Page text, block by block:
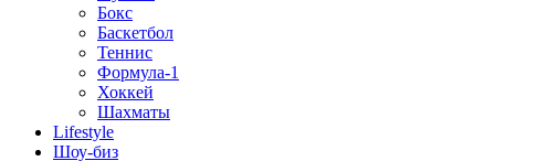
Бокс
Баскетбол
Теннис
Формула-1
Хоккей
Шахматы
Lifestyle
Шоу-биз